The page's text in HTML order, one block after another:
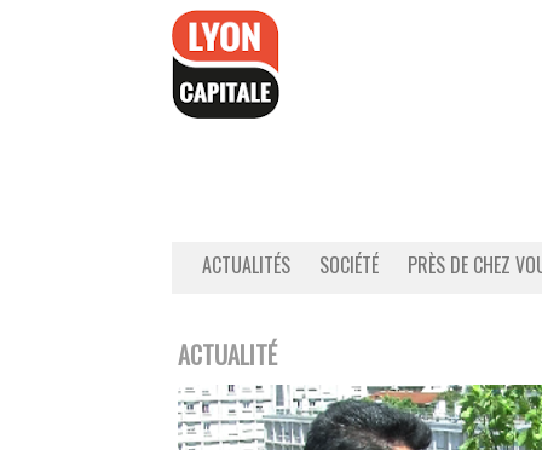
ACTUALITÉS SOCIÉTÉ PRÈS DE CHEZ
ACTUALITÉ